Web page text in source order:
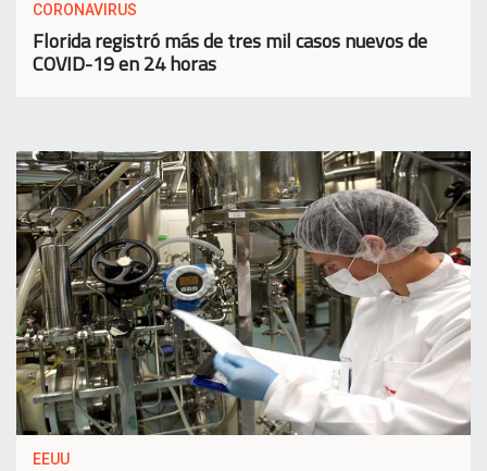
CORONAVIRUS
Florida registró más de tres mil casos nuevos de
COVID-19 en 24 horas
EEUU